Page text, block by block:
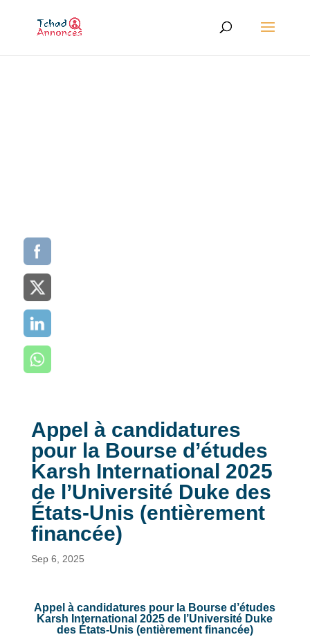
Appel à candidatures
pour la Bourse d’études
Karsh International 2025
de l’Université Duke des
États-Unis (entièrement
financée)
Sep 6, 2025
Appel à candidatures pour la Bourse d’études
Karsh International 2025 de l’Université Duke
des États-Unis (entièrement financée)